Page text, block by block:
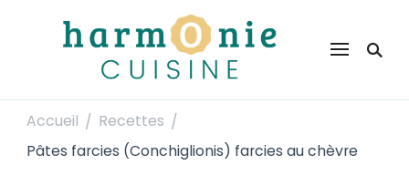
Harmonie Cuisine
Accueil / Recettes /
Pâtes farcies (Conchiglionis) farcies au chèvre